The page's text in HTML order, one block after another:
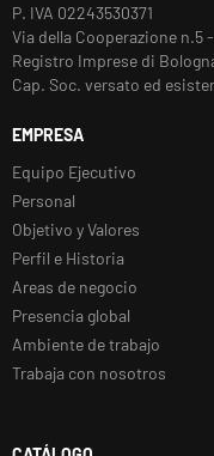
P. IVA 02243530371
Via della Cooperazione n.5
Registro Imprese di
Cap. Soc. versato ed
EMPRESA
Equipo Ejecutivo
Personal
Objetivo y Valores
Perfil e Historia
Areas de negocio
Presencia global
Ambiente de trabajo
Trabaja con nosotros